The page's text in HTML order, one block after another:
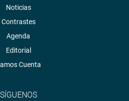
Noticias
Contrastes
Agenda
Editorial
Cuenta
SÍGUENOS